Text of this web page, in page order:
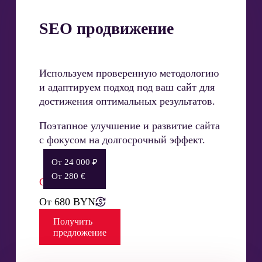
SEO продвижение
Используем проверенную методологию
и адаптируем подход под ваш сайт для
достижения оптимальных результатов.
Поэтапное улучшение и развитие сайта
с фокусом на долгосрочный эффект.
Стоимость:
От 680 BYN
От 24 000 ₽
От 280 €
Получить
предложение